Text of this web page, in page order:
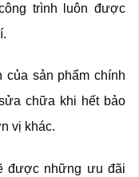
trình luôn được
của sản phẩm chính
chữa khi hết bảo
vị khác.
được những ưu đãi